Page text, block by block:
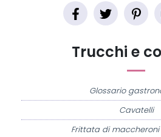
Trucchi e
Glossario
Cavatelli
Frittata di